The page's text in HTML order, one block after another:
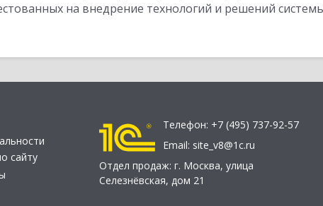
на внедрение технологий и решений
сайту
Телефон: +7 (495) 737-92-57
Email: site_v8@1c.ru
Отдел продаж: г. Москва, улица
Селезнёвская, дом 21